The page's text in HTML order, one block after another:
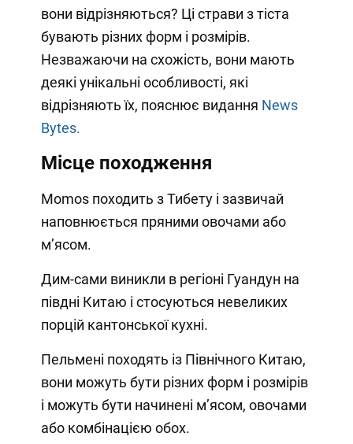
вони відрізняються? Ці страви з тіста
бувають різних форм і розмірів.
Незважаючи на схожість, вони мають
деякі унікальні особливості, які
відрізняють їх, пояснює видання News
Bytes.
Місце походження
Momos походить з Тибету і зазвичай
наповнюється пряними овочами або
м’ясом.
Дим-сами виникли в регіоні Гуандун на
півдні Китаю і стосуються невеликих
порцій кантонської кухні.
Пельмені походять із Північного Китаю,
вони можуть бути різних форм і розмірів
і можуть бути начинені м’ясом, овочами
або комбінацією обох.